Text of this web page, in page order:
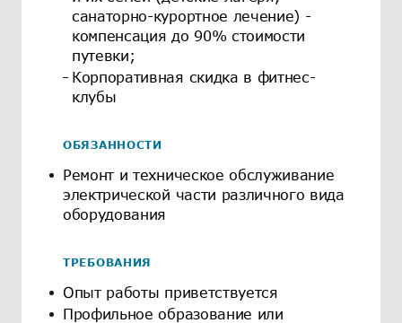
санаторно-курортное лечение) -
компенсация до 90% стоимости
путевки;
Корпоративная скидка в фитнес-
клубы
ОБЯЗАННОСТИ
Ремонт и техническое обслуживание
электрической части различного вида
оборудования
ТРЕБОВАНИЯ
Опыт работы приветствуется
Профильное образование или